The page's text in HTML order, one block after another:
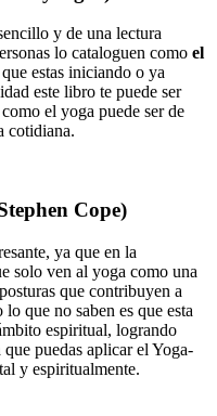
y de una lectura
lo cataloguen como el
estas iniciando o ya
este libro te puede ser
el yoga puede ser de
cotidiana.
Cope)
ya que en la
solo ven al yoga como una
que contribuyen a
que no saben es que esta
espiritual, logrando
que puedas aplicar el Yoga-
y espiritualmente.